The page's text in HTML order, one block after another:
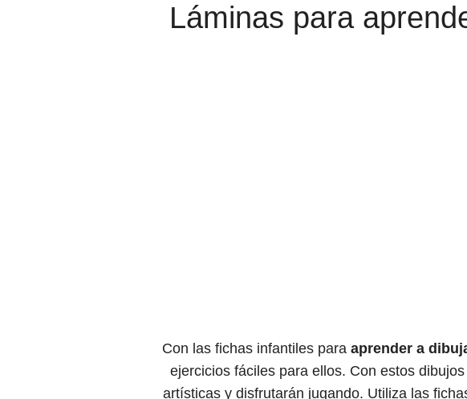
Láminas para
Con las fichas infantiles para aprender a
ejercicios fáciles para ellos. Con estos
artísticas y disfrutarán jugando. Utiliza las